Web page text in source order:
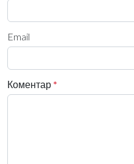
Email
Коментар *